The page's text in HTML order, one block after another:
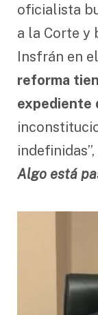
oficialista
a la Corte y
Insfrán en
reforma
expediente
Algo está